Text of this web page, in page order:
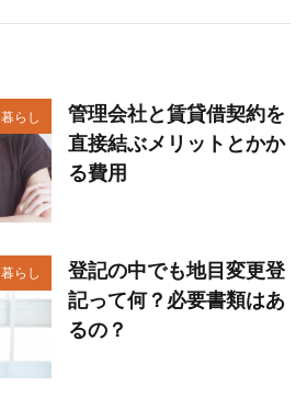
暮らし
管理会社と賃貸借契約を
直接結ぶメリットとかか
る費用
暮らし
登記の中でも地目変更登
記って何？必要書類はあ
るの？